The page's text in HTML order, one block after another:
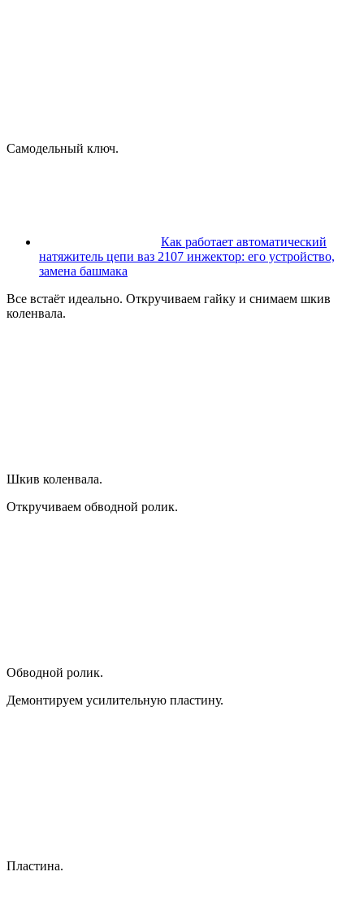
Самодельный ключ.
Как работает автоматический
натяжитель цепи ваз 2107 инжектор: его устройство,
замена башмака
Все встаёт идеально. Откручиваем гайку и снимаем шкив
коленвала.
Шкив коленвала.
Откручиваем обводной ролик.
Обводной ролик.
Демонтируем усилительную пластину.
Пластина.